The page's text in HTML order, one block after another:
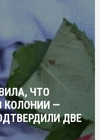
ЧТО
КОЛОНИИ —
ДВЕ